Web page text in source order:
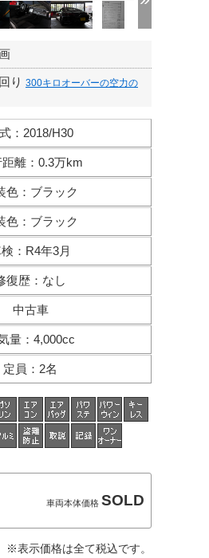
り 300キロオーバーの空力の
： 2018/H30
距離： 0.3万km
色 ： ブラック
色 ： ブラック
： R4年3月
復歴 ： なし
中古車
量 ： 4,000cc
定員 ： 2名
車両本体価格 SOLD
※表示価格は全て税込です。